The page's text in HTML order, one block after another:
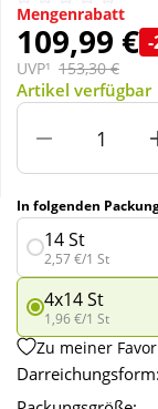
Sport & Fitness
Wellness
Mengenrabatt
109,99 € -
UVP¹ 153,30 €
Artikel verfügbar
In folgenden
14 St
2,57 €/1 St
4x14 St
1,96 €/1 St
Zu meiner
Darreichungsform: